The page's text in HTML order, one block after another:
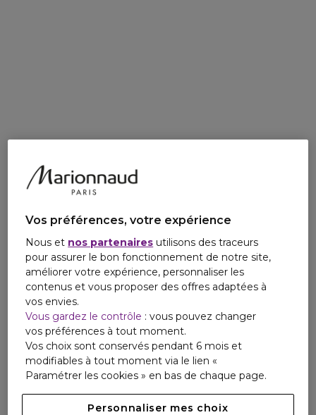
Vos préférences, votre expérience
Nous et nos partenaires utilisons des traceurs
pour assurer le bon fonctionnement de notre site,
améliorer votre expérience, personnaliser les
contenus et vous proposer des offres adaptées à
vos envies.
Vous gardez le contrôle : vous pouvez changer
vos préférences à tout moment.
Vos choix sont conservés pendant 6 mois et
modifiables à tout moment via le lien «
Paramétrer les cookies » en bas de chaque page.
Personnaliser mes choix